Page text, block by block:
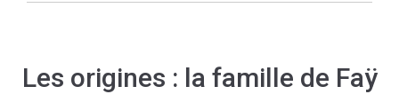
Les origines : la famille de Faÿ